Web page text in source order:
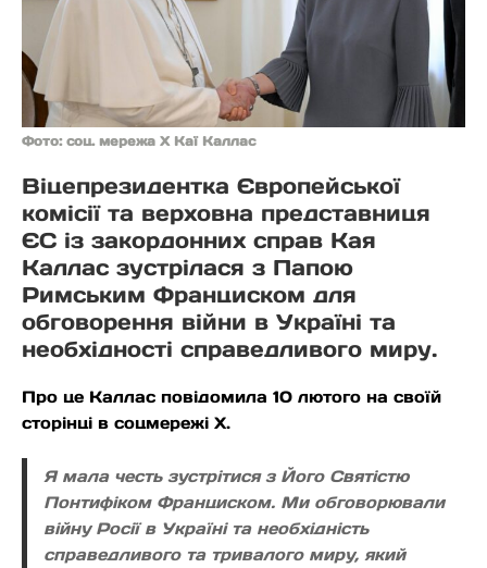
Фото: соц. мережа Х Каї Каллас
Віцепрезидентка Європейської
комісії та верховна представниця
ЄС із закордонних справ Кая
Каллас зустрілася з Папою
Римським Франциском для
обговорення війни в Україні та
необхідності справедливого миру.
Про це Каллас повідомила 10 лютого на своїй
сторінці в соцмережі Х.
Я мала честь зустрітися з Його Святістю
Понтифіком Франциском. Ми обговорювали
війну Росії в Україні та необхідність
справедливого та тривалого миру, який